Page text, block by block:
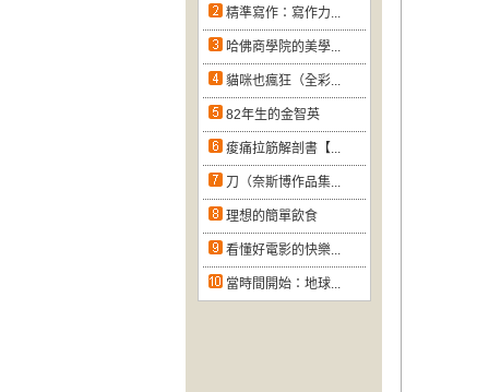
精準寫作：寫作力...
哈佛商學院的美學...
貓咪也瘋狂（全彩...
82年生的金智英
痠痛拉筋解剖書【...
刀（奈斯博作品集...
理想的簡單飲食
看懂好電影的快樂...
當時間開始：地球...